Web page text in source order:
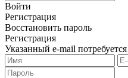
Войти
Регистрация
Восстановить пароль
Регистрация
Указанный e-mail